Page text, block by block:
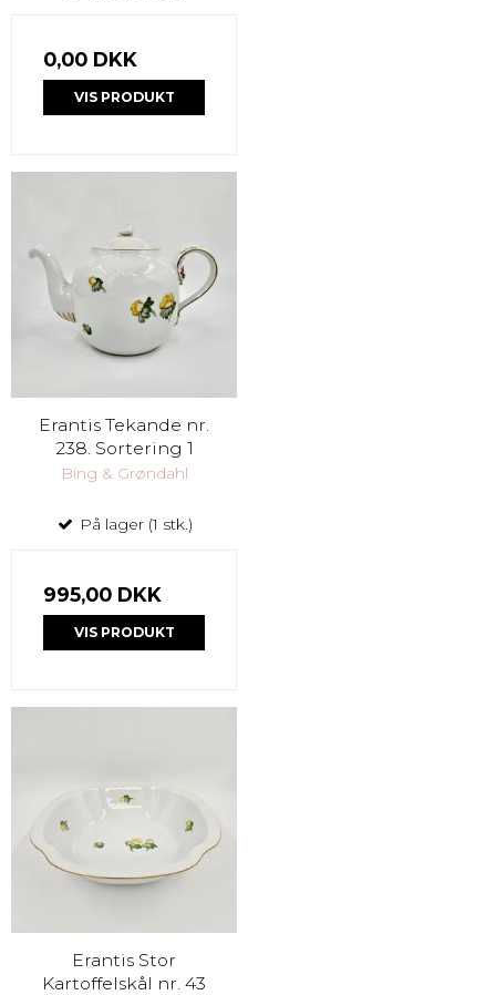
0,00 DKK
VIS PRODUKT
Erantis Tekande nr.
238. Sortering 1
Bing & Grøndahl
På lager (1 stk.)
995,00 DKK
VIS PRODUKT
Erantis Stor
Kartoffelskål nr. 43